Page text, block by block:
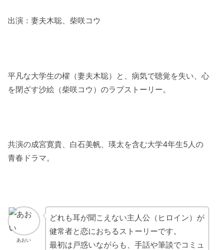
出演：妻夫木聡、柴咲コウ
平凡な大学生の櫂（妻夫木聡）と、病気で聴覚を失い、心
を閉ざす沙絵（柴咲コウ）のラブストーリー。
共演の成宮寛貴、白石美帆、瑛太を含む大学4年生5人の
青春ドラマ。
あおい
どれも耳が聞こえない主人公（ヒロイン）が
健常者と恋におちるストーリーです。
最初は戸惑いながらも、手話や筆談でコミュ